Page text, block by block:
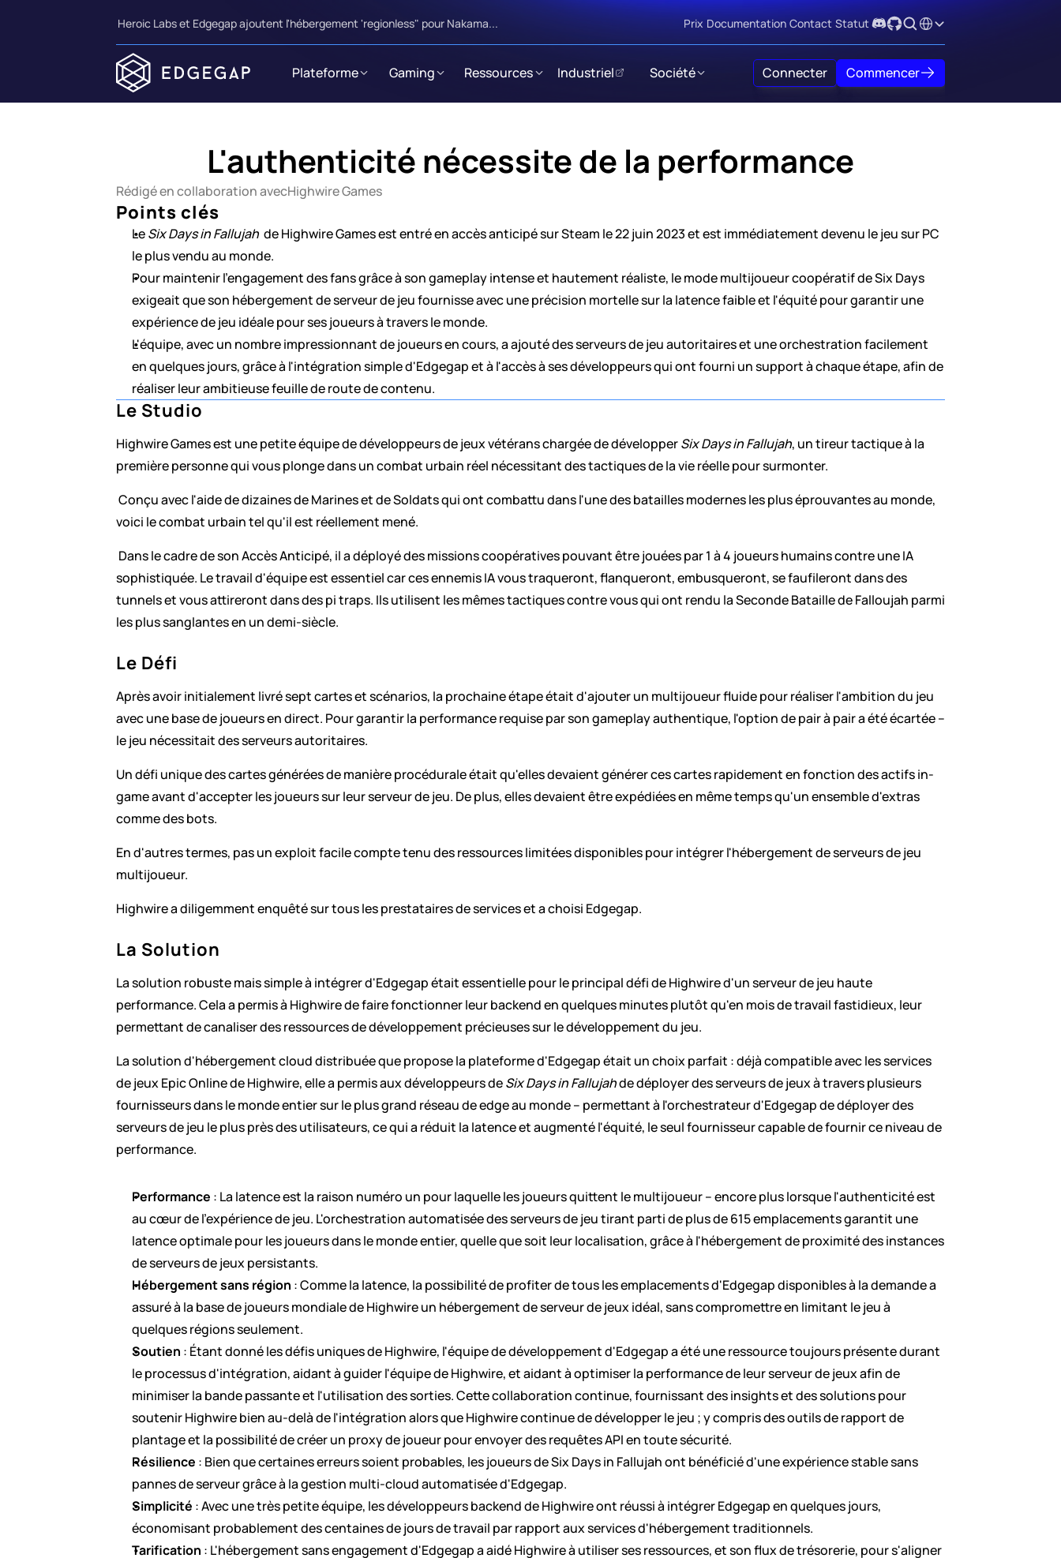
Heroic Labs et Edgegap ajoutent l'hébergement 'regionless" pour Nakama... Prix Documentation Contact Statut Select Language
Plateforme Gaming Ressources Industriel Société Connecter Commencer
L'authenticité nécessite de la performance
Rédigé en collaboration avecHighwire Games
Points clés
Le Six Days in Fallujah de Highwire Games est entré en accès anticipé sur Steam le 22 juin 2023 et est immédiatement devenu le jeu sur PC
le plus vendu au monde.
Pour maintenir l'engagement des fans grâce à son gameplay intense et hautement réaliste, le mode multijoueur coopératif de Six Days
exigeait que son hébergement de serveur de jeu fournisse avec une précision mortelle sur la latence faible et l'équité pour garantir une
expérience de jeu idéale pour ses joueurs à travers le monde.
L'équipe, avec un nombre impressionnant de joueurs en cours, a ajouté des serveurs de jeu autoritaires et une orchestration facilement
en quelques jours, grâce à l'intégration simple d'Edgegap et à l'accès à ses développeurs qui ont fourni un support à chaque étape, afin de
réaliser leur ambitieuse feuille de route de contenu.
Le Studio
Highwire Games est une petite équipe de développeurs de jeux vétérans chargée de développer Six Days in Fallujah, un tireur tactique à la
première personne qui vous plonge dans un combat urbain réel nécessitant des tactiques de la vie réelle pour surmonter.
Conçu avec l'aide de dizaines de Marines et de Soldats qui ont combattu dans l'une des batailles modernes les plus éprouvantes au monde,
voici le combat urbain tel qu'il est réellement mené.
Dans le cadre de son Accès Anticipé, il a déployé des missions coopératives pouvant être jouées par 1 à 4 joueurs humains contre une IA
sophistiquée. Le travail d'équipe est essentiel car ces ennemis IA vous traqueront, flanqueront, embusqueront, se faufileront dans des
tunnels et vous attireront dans des pi traps. Ils utilisent les mêmes tactiques contre vous qui ont rendu la Seconde Bataille de Falloujah parmi
les plus sanglantes en un demi-siècle.
Le Défi
Après avoir initialement livré sept cartes et scénarios, la prochaine étape était d'ajouter un multijoueur fluide pour réaliser l'ambition du jeu
avec une base de joueurs en direct. Pour garantir la performance requise par son gameplay authentique, l'option de pair à pair a été écartée –
le jeu nécessitait des serveurs autoritaires.
Un défi unique des cartes générées de manière procédurale était qu'elles devaient générer ces cartes rapidement en fonction des actifs in-
game avant d'accepter les joueurs sur leur serveur de jeu. De plus, elles devaient être expédiées en même temps qu'un ensemble d'extras
comme des bots.
En d'autres termes, pas un exploit facile compte tenu des ressources limitées disponibles pour intégrer l'hébergement de serveurs de jeu
multijoueur.
Highwire a diligemment enquêté sur tous les prestataires de services et a choisi Edgegap.
La Solution
La solution robuste mais simple à intégrer d'Edgegap était essentielle pour le principal défi de Highwire d'un serveur de jeu haute
performance. Cela a permis à Highwire de faire fonctionner leur backend en quelques minutes plutôt qu'en mois de travail fastidieux, leur
permettant de canaliser des ressources de développement précieuses sur le développement du jeu.
La solution d'hébergement cloud distribuée que propose la plateforme d'Edgegap était un choix parfait : déjà compatible avec les services
de jeux Epic Online de Highwire, elle a permis aux développeurs de Six Days in Fallujah de déployer des serveurs de jeux à travers plusieurs
fournisseurs dans le monde entier sur le plus grand réseau de edge au monde – permettant à l'orchestrateur d'Edgegap de déployer des
serveurs de jeu le plus près des utilisateurs, ce qui a réduit la latence et augmenté l'équité, le seul fournisseur capable de fournir ce niveau de
performance.
Performance : La latence est la raison numéro un pour laquelle les joueurs quittent le multijoueur – encore plus lorsque l'authenticité est
au cœur de l'expérience de jeu. L'orchestration automatisée des serveurs de jeu tirant parti de plus de 615 emplacements garantit une
latence optimale pour les joueurs dans le monde entier, quelle que soit leur localisation, grâce à l'hébergement de proximité des instances
de serveurs de jeux persistants.
Hébergement sans région : Comme la latence, la possibilité de profiter de tous les emplacements d'Edgegap disponibles à la demande a
assuré à la base de joueurs mondiale de Highwire un hébergement de serveur de jeux idéal, sans compromettre en limitant le jeu à
quelques régions seulement.
Soutien : Étant donné les défis uniques de Highwire, l'équipe de développement d'Edgegap a été une ressource toujours présente durant
le processus d'intégration, aidant à guider l'équipe de Highwire, et aidant à optimiser la performance de leur serveur de jeux afin de
minimiser la bande passante et l'utilisation des sorties. Cette collaboration continue, fournissant des insights et des solutions pour
soutenir Highwire bien au-delà de l'intégration alors que Highwire continue de développer le jeu ; y compris des outils de rapport de
plantage et la possibilité de créer un proxy de joueur pour envoyer des requêtes API en toute sécurité.
Résilience : Bien que certaines erreurs soient probables, les joueurs de Six Days in Fallujah ont bénéficié d'une expérience stable sans
pannes de serveur grâce à la gestion multi-cloud automatisée d'Edgegap.
Simplicité : Avec une très petite équipe, les développeurs backend de Highwire ont réussi à intégrer Edgegap en quelques jours,
économisant probablement des centaines de jours de travail par rapport aux services d'hébergement traditionnels.
Tarification : L'hébergement sans engagement d'Edgegap a aidé Highwire à utiliser ses ressources, et son flux de trésorerie, pour s'aligner